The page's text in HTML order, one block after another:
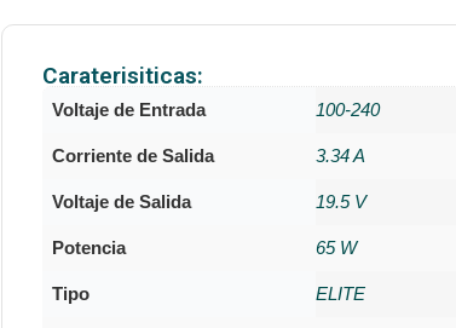
Caraterisiticas:
Voltaje de Entrada 100-240
Corriente de Salida 3.34 A
Voltaje de Salida 19.5 V
Potencia 65 W
Tipo ELITE